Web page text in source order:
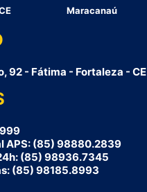
Maracanaú
92 - Fátima - Fortaleza - CE
APS: (85) 98880.2839
(85) 98936.7345
(85) 98185.8993